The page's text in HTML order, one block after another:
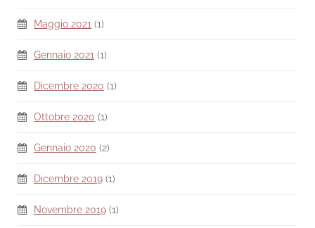
Maggio 2021 (1)
Gennaio 2021 (1)
Dicembre 2020 (1)
Ottobre 2020 (1)
Gennaio 2020 (2)
Dicembre 2019 (1)
Novembre 2019 (1)